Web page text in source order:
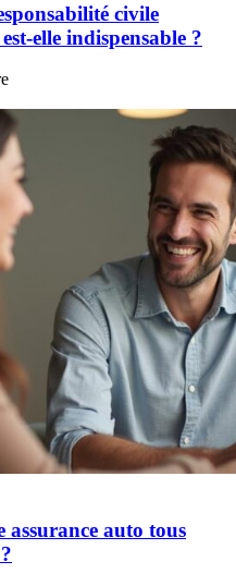
civile
elle indispensable ?
assurance auto tous